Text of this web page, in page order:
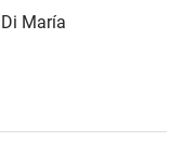
María